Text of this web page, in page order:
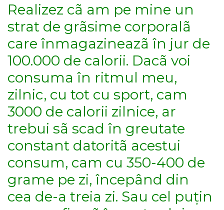
Realizez cã am pe mine un
strat de grãsime corporalã
care înmagazineazã în jur de
100.000 de calorii. Dacã voi
consuma în ritmul meu,
zilnic, cu tot cu sport, cam
3000 de calorii zilnice, ar
trebui sã scad în greutate
constant datoritã acestui
consum, cam cu 350-400 de
grame pe zi, începând din
cea de-a treia zi. Sau cel puțin